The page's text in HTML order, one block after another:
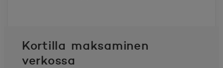
Kortilla maksaminen
verkossa